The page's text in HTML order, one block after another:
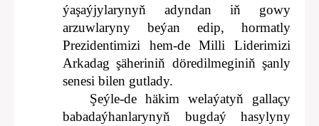
ýaşaýjylarynyň adyndan iň gowy
arzuwlaryny beýan edip, hormatly
Prezidentimizi hem-de Milli Liderimizi
Arkadag şäheriniň döredilmeginiň şanly
senesi bilen gutlady.
Şeýle-de häkim welaýatyň gallaçy
babadaýhanlarynyň bugdaý hasylyny